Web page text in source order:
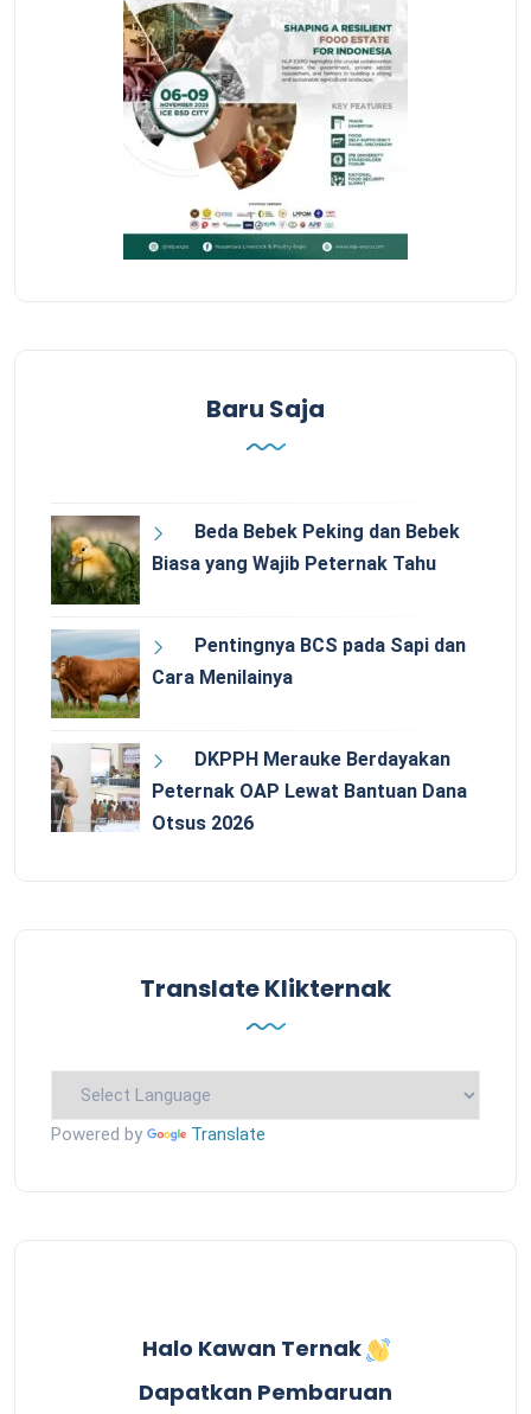
Baru Saja
Beda Bebek Peking dan Bebek
Biasa yang Wajib Peternak Tahu
Pentingnya BCS pada Sapi dan
Cara Menilainya
DKPPH Merauke Berdayakan
Peternak OAP Lewat Bantuan Dana
Otsus 2026
Translate Klikternak
Powered by Translate
Halo Kawan Ternak
Dapatkan Pembaruan